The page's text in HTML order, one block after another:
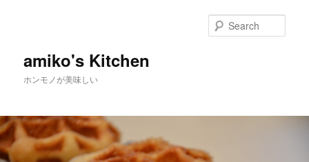
amiko's Kitchen
ホンモノが美味しい